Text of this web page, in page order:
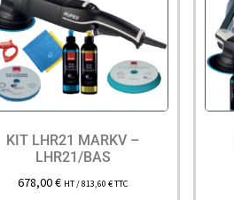
KIT LHR21 MARKV –
LHR21/BAS
678,00€ HT /813,60 €TTC